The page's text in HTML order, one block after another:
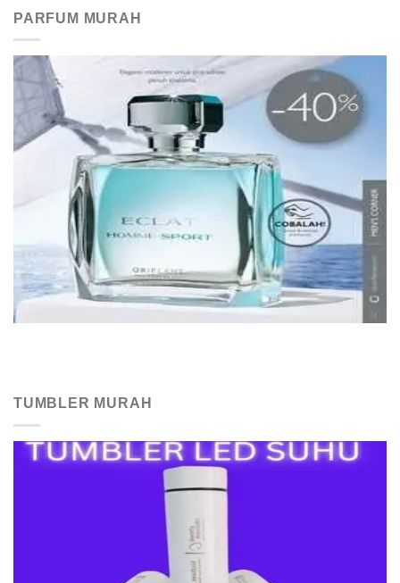
PARFUM MURAH
TUMBLER MURAH